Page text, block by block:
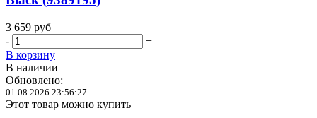
3 659 руб
-
+
В корзину
В наличии
Обновлено:
01.08.2026 23:56:27
Этот товар можно купить